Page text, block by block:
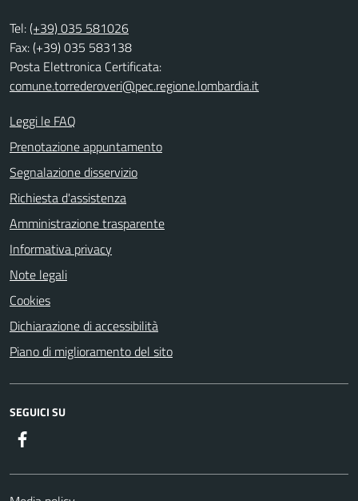
Tel:(+39) 035 581026
Fax: (+39) 035 583138
Posta Elettronica Certificata:
comune.torrederoveri@pec.regione.lombardia.it
Leggi le FAQ
Prenotazione appuntamento
Segnalazione disservizio
Richiesta d'assistenza
Amministrazione trasparente
Informativa privacy
Note legali
Cookies
Dichiarazione di accessibilità
Piano di miglioramento del sito
SEGUICI SU